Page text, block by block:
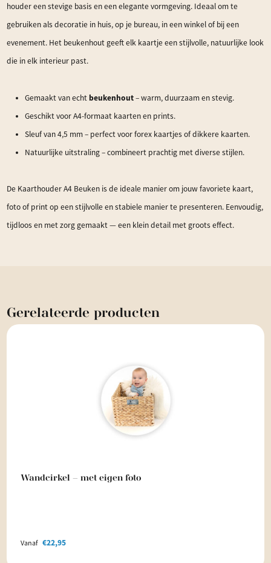
houder een stevige basis en een elegante vormgeving. Ideaal om te
gebruiken als decoratie in huis, op je bureau, in een winkel of bij een
evenement. Het beukenhout geeft elk kaartje een stijlvolle, natuurlijke look
die in elk interieur past.
Gemaakt van echtbeukenhout– warm, duurzaam en stevig.
Geschikt voor A4-formaat kaarten en prints.
Sleuf van 4,5 mm – perfect voor forex kaartjes of dikkere kaarten.
Natuurlijke uitstraling – combineert prachtig met diverse stijlen.
De Kaarthouder A4 Beuken is de ideale manier om jouw favoriete kaart,
foto of print op een stijlvolle en stabiele manier te presenteren. Eenvoudig,
tijdloos en met zorg gemaakt — een klein detail met groots effect.
Gerelateerde producten
Wandcirkel – met eigen foto
Vanaf €22,95